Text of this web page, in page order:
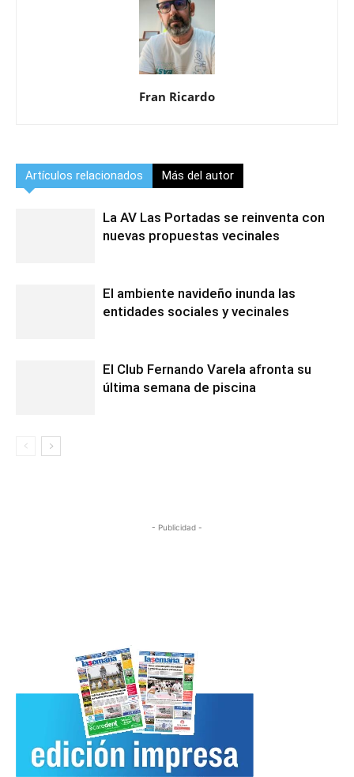
Fran Ricardo
Artículos relacionados Más del autor
La AV Las Portadas se reinventa con
nuevas propuestas vecinales
El ambiente navideño inunda las
entidades sociales y vecinales
El Club Fernando Varela afronta su
última semana de piscina
- Publicidad -